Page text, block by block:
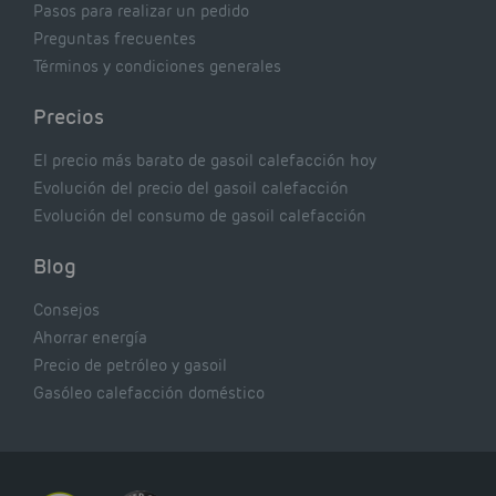
Pasos para realizar un pedido
Preguntas frecuentes
Términos y condiciones generales
Precios
El precio más barato de gasoil calefacción hoy
Evolución del precio del gasoil calefacción
Evolución del consumo de gasoil calefacción
Blog
Consejos
Ahorrar energía
Precio de petróleo y gasoil
Gasóleo calefacción doméstico